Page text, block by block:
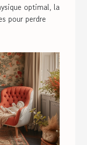
optimal, la
pour perdre